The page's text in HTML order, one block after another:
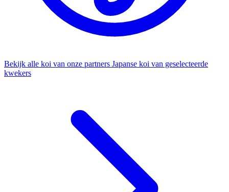
Bekijk alle koi van onze partners Japanse koi van geselecteerde
kwekers